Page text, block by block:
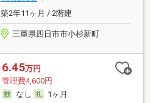
築2年11ヶ月 / 2階建
三重県四日市市小杉新町
6.45万円
管理費4,600円
なし
1ヶ月